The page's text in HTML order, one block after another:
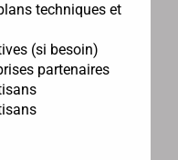
techniques et
(si besoin)
partenaires